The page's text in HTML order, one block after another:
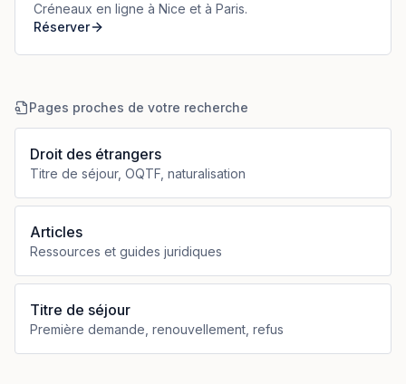
Créneaux en ligne à Nice et à Paris.
Réserver
Pages proches de votre recherche
Droit des étrangers
Titre de séjour, OQTF, naturalisation
Articles
Ressources et guides juridiques
Titre de séjour
Première demande, renouvellement, refus